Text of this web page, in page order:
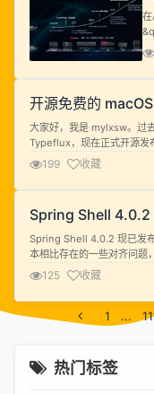
社
开源免费的
发布
大家好，我是 mylxsw。过
Typeflux，现在正式开源发
代品。完全开源，核心功
个项目 年初第一次用到
磕磕巴巴的口语化表达，能
199 收藏
Spring Shell 4.0.2
Spring Shell 4.0.2 现已发
本相比存在的一些对齐问题
的整体稳定性和性能。 具
令的支持，与 v3 版本一致
令的支持#1...
125 收藏
1 ...
热门标签